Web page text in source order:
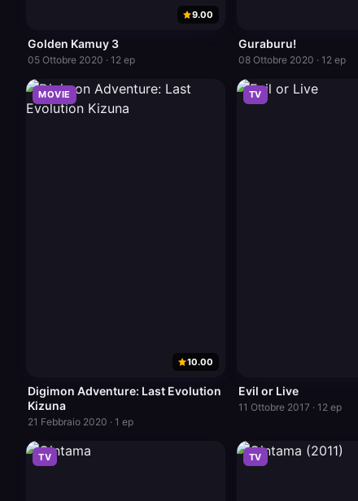
9.00
Golden Kamuy 3
05 Ottobre 2020 · 12 ep
Guraburu!
08 Ottobre 2020 · 12 ep
MOVIE
10.00
Digimon Adventure: Last Evolution
Kizuna
21 Febbraio 2020 · 1 ep
TV
Evil or Live
11 Ottobre 2017 · 12 ep
TV TV